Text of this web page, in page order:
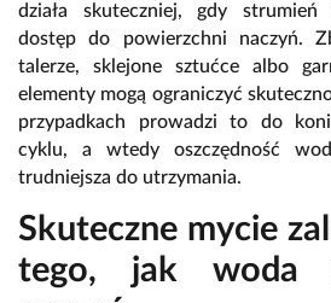
działa skuteczniej, gdy strumień
dostęp do powierzchni naczyń.
talerze, sklejone sztućce albo
elementy mogą ograniczyć
przypadkach prowadzi to do
cyklu, a wtedy oszczędność
trudniejsza do utrzymania.
Skuteczne mycie
tego, jak woda